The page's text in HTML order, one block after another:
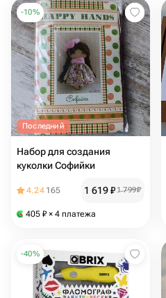
-10%
Последний
Набор для создания
куколки Софийки
4.24 165 1 619₽1 799₽
405 ₽ × 4 платежа
-40%